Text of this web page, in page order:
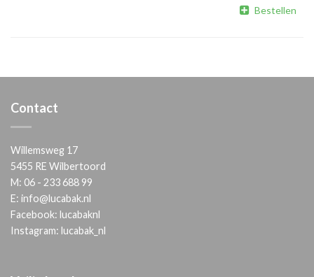
 Bestellen
Contact
Willemsweg 17
5455 RE Wilbertoord
M: 06 - 233 688 99
E: info@lucabak.nl
Facebook: lucabaknl
Instagram: lucabak_nl